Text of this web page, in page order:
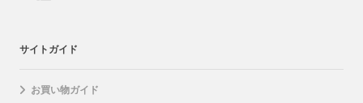
サイトガイド
お買い物ガイド